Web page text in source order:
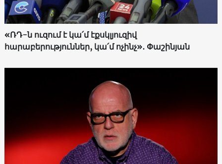
«ՌԴ-ն ուզում է կա՛մ էքսկլյուզիվ
հարաբերություններ, կա՛մ ոչինչ»․ Փաշինյան